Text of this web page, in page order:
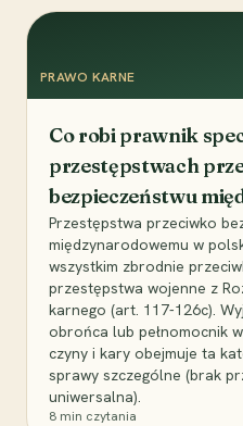
PRAWO KARNE
Co robi prawnik
przestępstwach
bezpieczeństwu
Przestępstwa przeciwko
międzynarodowemu w
wszystkim zbrodnie
przestępstwa wojenne z
karnego (art. 117-126c).
obrońca lub pełnomocnik
czyny i kary obejmuje ta
sprawy szczególne (brak
uniwersalna).
8 min czytania